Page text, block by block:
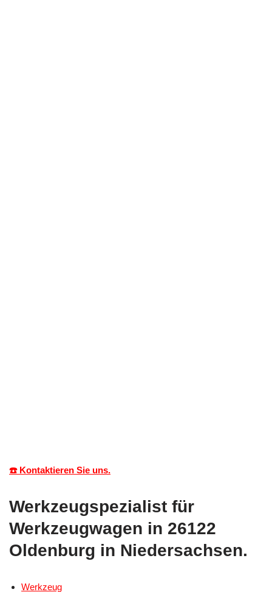
☎️ Kontaktieren Sie uns.
Werkzeugspezialist für
Werkzeugwagen in 26122
Oldenburg in Niedersachsen.
Werkzeug